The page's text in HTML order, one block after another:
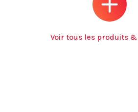
Voir tous les produits